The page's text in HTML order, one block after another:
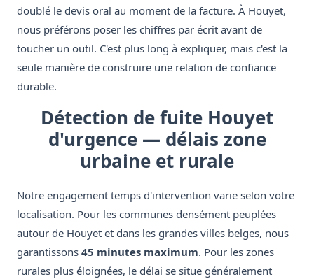
doublé le devis oral au moment de la facture. À Houyet,
nous préférons poser les chiffres par écrit avant de
toucher un outil. C'est plus long à expliquer, mais c'est la
seule manière de construire une relation de confiance
durable.
Détection de fuite Houyet
d'urgence — délais zone
urbaine et rurale
Notre engagement temps d'intervention varie selon votre
localisation. Pour les communes densément peuplées
autour de Houyet et dans les grandes villes belges, nous
garantissons 45 minutes maximum. Pour les zones
rurales plus éloignées, le délai se situe généralement